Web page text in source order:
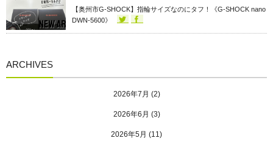
【奥州市G-SHOCK】指輪サイズなのにタフ！《G-SHOCK nano
DWN-5600》
ARCHIVES
2026年7月 (2)
2026年6月 (3)
2026年5月 (11)